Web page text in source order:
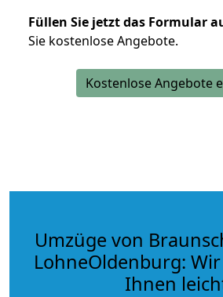
Füllen Sie jetzt das Formular
Sie kostenlose Angebote.
Kostenlose Angebote
Umzüge von
LohneOldenburg:
Ihnen